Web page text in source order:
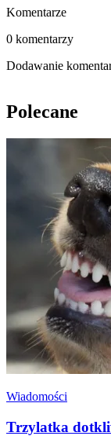
Komentarze
0 komentarzy
Dodawanie
Polecane
Wiadomości
Trzylatka